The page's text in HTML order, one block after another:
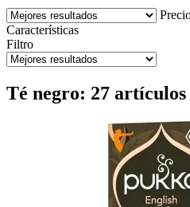
Características
Filtro
Té negro: 27 artículos